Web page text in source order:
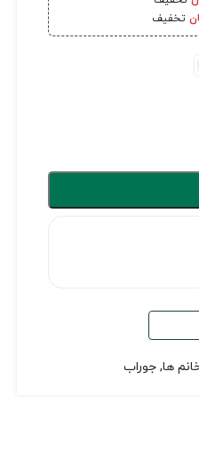
تخفیف
ها, جوراب